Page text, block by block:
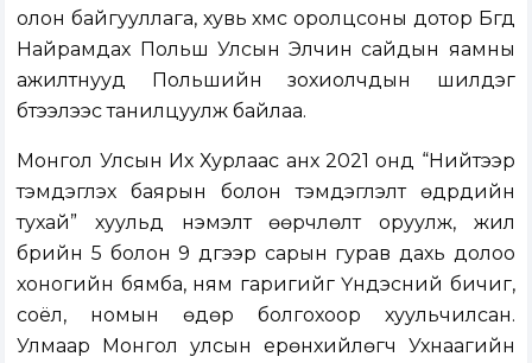
олон байгууллага, хувь хүмүүс оролцсоны дотор Бүгд
Найрамдах Польш Улсын Элчин сайдын яамны
ажилтнууд Польшийн зохиолчдын шилдэг
бүтээлээс танилцуулж байлаа.
Монгол Улсын Их Хурлаас анх 2021 онд “Нийтээр
тэмдэглэх баярын болон тэмдэглэлт өдрүүдийн
тухай” хуульд нэмэлт өөрчлөлт оруулж, жил
бүрийн 5 болон 9 дүгээр сарын гурав дахь долоо
хоногийн бямба, ням гаригийг Үндэсний бичиг,
соёл, номын өдөр болгохоор хуульчилсан.
Улмаар Монгол улсын ерөнхийлөгч Ухнаагийн